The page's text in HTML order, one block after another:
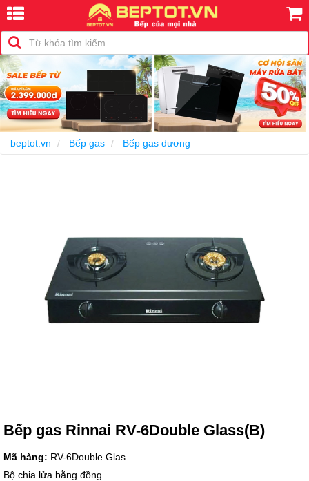
beptot.vn Bếp gas Bếp gas dương
Bếp gas Rinnai RV-6Double Glass(B)
Mã hàng: RV-6Double Glas
Bộ chia lửa bằng đồng
-23%